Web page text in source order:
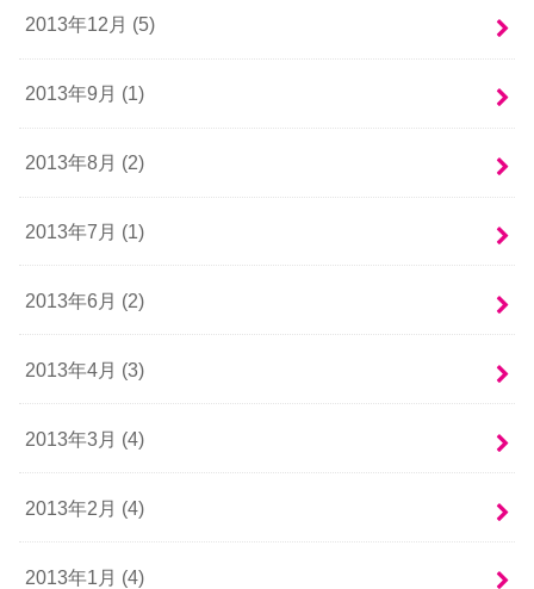
2013年12月 (5)
2013年9月 (1)
2013年8月 (2)
2013年7月 (1)
2013年6月 (2)
2013年4月 (3)
2013年3月 (4)
2013年2月 (4)
2013年1月 (4)